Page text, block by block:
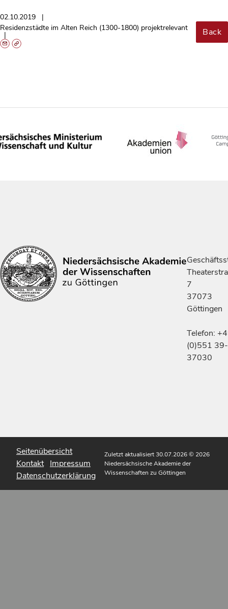
02.10.2019
Residenzstädte im Alten Reich (1300-1800) projektrelevant
Back
7
37073
Göttingen
Telefon:
(0)551 39-
37030
Seitenübersicht
Kontakt Impressum
Datenschutzerklärung
Zuletzt aktualisiert 30.07.2026© 2026
Niedersächsische Akademie der
Wissenschaften zu Göttingen